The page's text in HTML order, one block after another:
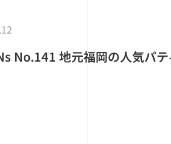
No.141 地元福岡の人気パ